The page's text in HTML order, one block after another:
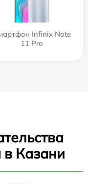
Infinix Note
11 Pro
в Казани